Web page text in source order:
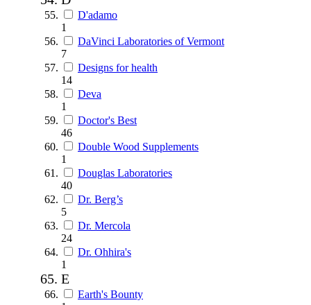
D'adamo
1
DaVinci Laboratories of Vermont
7
Designs for health
14
Deva
1
Doctor's Best
46
Double Wood Supplements
1
Douglas Laboratories
40
Dr. Berg’s
5
Dr. Mercola
24
Dr. Ohhira's
1
E
Earth's Bounty